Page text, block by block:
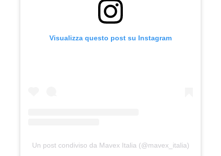
Visualizza questo post su Instagram
Un post condiviso da Mavex Italia (@mavex_italia)